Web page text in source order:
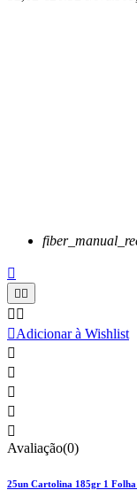

 
 
Adicionar à Wishlist





Avaliação(0)
25un Cartolina 185gr 1